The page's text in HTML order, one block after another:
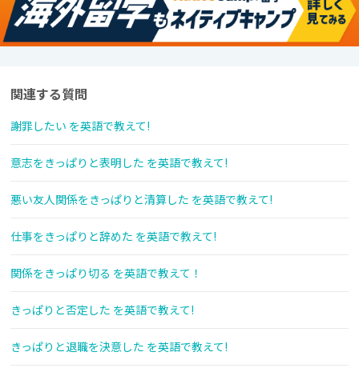
関連する質問
謝罪したい を英語で教えて!
意志をきっぱりと表明した を英語で教えて!
悪い友人関係をきっぱりと清算した を英語で教えて!
仕事をきっぱりと辞めた を英語で教えて!
関係をきっぱり切る を英語で教えて！
きっぱりと否定した を英語で教えて!
きっぱりと退職を決意した を英語で教えて!